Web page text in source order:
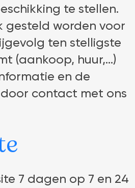
te stellen.
gesteld worden voor
ten stelligste
(aankoop, huur,…)
en de
contact met ons
7 dagen op 7 en 24